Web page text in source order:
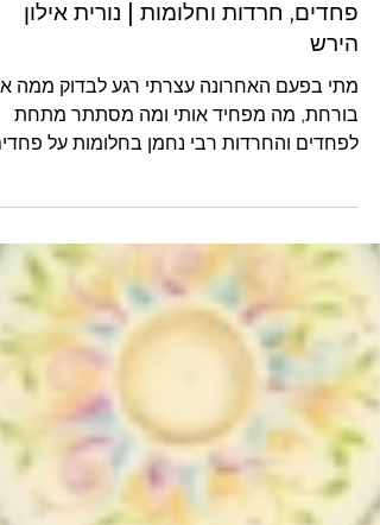
הירש
מתי בפעם האחרונה עצרתי רגע לבדוק ממה
בורחת, מה מפחיד אותי ומה מסתתר מתחת
לפחדים והחרדות רבי נחמן בחלומות על
ועצות לחיים של...